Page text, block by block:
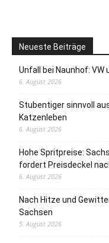
Neueste Beiträge
Unfall bei Naunhof:
6. August 2026
Stubentiger sinnvoll
Katzenleben
6. August 2026
Hohe Spritpreise:
fordert Preisdeckel
6. August 2026
Nach Hitze und
Sachsen
5. August 2026